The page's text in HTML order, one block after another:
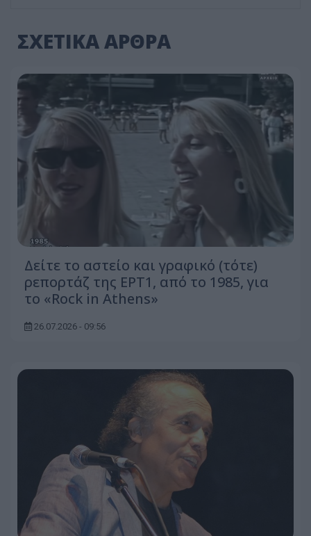
ΣΧΕΤΙΚΑ ΑΡΘΡΑ
Δείτε τo αστείο και γραφικό (τότε)
ρεπορτάζ της ΕΡΤ1, από το 1985, για
το «Rock in Athens»
26.07.2026 - 09:56